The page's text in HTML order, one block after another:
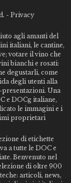
- Privacy
agli amanti del
italiani, le cantine,
votare il vino che
bianchi e rosati:
degustarli, come
degli utenti alla
Una
e DOCg italiane,
le immagini e i
proprietari
di etichette
a tutte le DOC e
Benvenuto nel
di oltre 900
articoli, news,